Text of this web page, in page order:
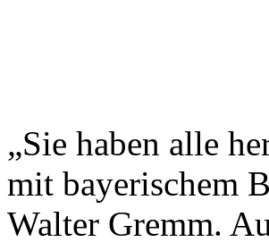
„Sie haben alle
mit bayerischem
Walter Gremm.